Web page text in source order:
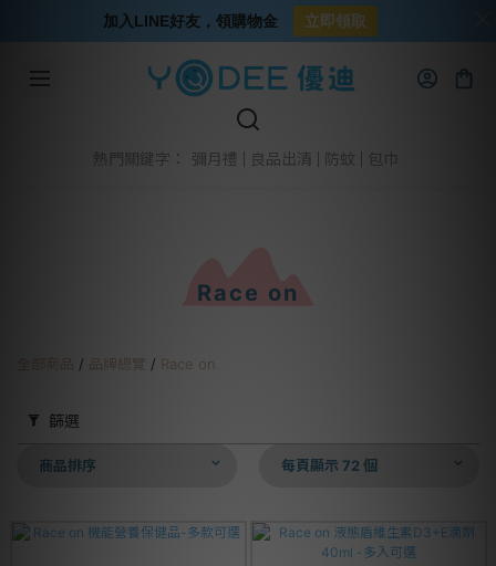
熱門關鍵字： 彌月禮 良品出清 防蚊 包巾
Race on
/ 品牌總覽 / Race on
篩選
商品排序 每頁顯示 72 個
加入LINE好友，領購物金 立即領取